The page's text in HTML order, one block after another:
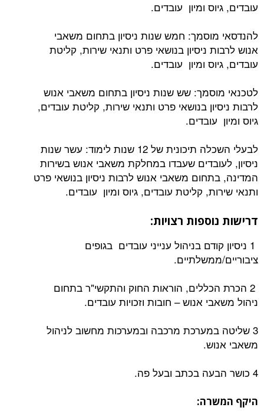
עובדים, גיוס ומיון עובדים.
להנדסאי מוסמך: חמש שנות ניסיון בתחום משאבי
אנוש לרבות ניסיון בנושאי פרט ותנאי שירות, קליטת
עובדים, גיוס ומיון עובדים.
לטכנאי מוסמך: שש שנות ניסיון בתחום משאבי אנוש
לרבות ניסיון בנושאי פרט ותנאי שירות, קליטת עובדים,
גיוס ומיון עובדים.
לבעלי השכלה תיכונית של 12 שנות לימוד: עשר שנות
ניסיון, לעובדים שעבדו במחלקת משאבי אנוש בשירות
המדינה, בתחום משאבי אנוש לרבות ניסיון בנושאי פרט
ותנאי שירות, קליטת עובדים, גיוס ומיון עובדים.
דרישות נוספות רצויות:
1 ניסיון קודם בניהול ענייני עובדים בגופים
ציבוריים/ממשלתיים.
2 הכרת הכללים, הוראות החוק והתקשי"ר בתחום
ניהול משאבי אנוש – חובות וזכויות עובדים.
3 שליטה במערכת מרכבה ובמערכות מחשוב לניהול
משאבי אנוש.
4 כושר הבעה בכתב ובעל פה.
היקף המשרה: